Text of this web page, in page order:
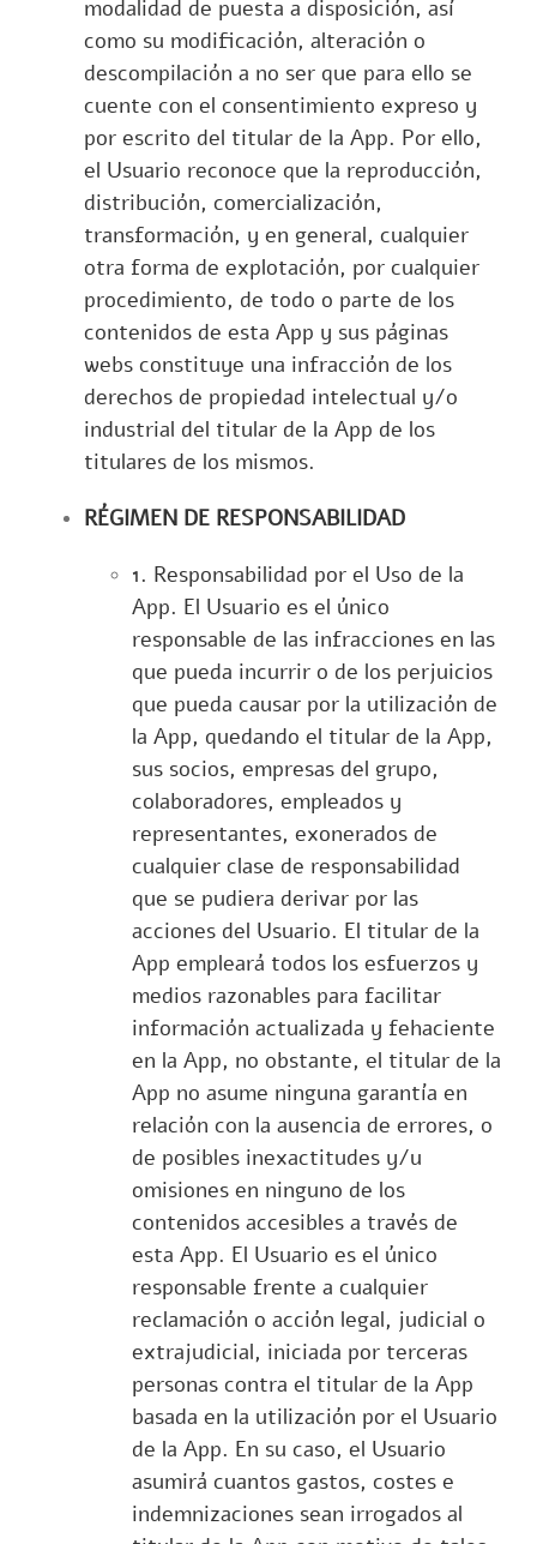
modalidad de puesta a disposición, así
como su modificación, alteración o
descompilación a no ser que para ello se
cuente con el consentimiento expreso y
por escrito del titular de la App. Por ello,
el Usuario reconoce que la reproducción,
distribución, comercialización,
transformación, y en general, cualquier
otra forma de explotación, por cualquier
procedimiento, de todo o parte de los
contenidos de esta App y sus páginas
webs constituye una infracción de los
derechos de propiedad intelectual y/o
industrial del titular de la App de los
titulares de los mismos.
RÉGIMEN DE RESPONSABILIDAD
1. Responsabilidad por el Uso de la
App. El Usuario es el único
responsable de las infracciones en las
que pueda incurrir o de los perjuicios
que pueda causar por la utilización de
la App, quedando el titular de la App,
sus socios, empresas del grupo,
colaboradores, empleados y
representantes, exonerados de
cualquier clase de responsabilidad
que se pudiera derivar por las
acciones del Usuario. El titular de la
App empleará todos los esfuerzos y
medios razonables para facilitar
información actualizada y fehaciente
en la App, no obstante, el titular de la
App no asume ninguna garantía en
relación con la ausencia de errores, o
de posibles inexactitudes y/u
omisiones en ninguno de los
contenidos accesibles a través de
esta App. El Usuario es el único
responsable frente a cualquier
reclamación o acción legal, judicial o
extrajudicial, iniciada por terceras
personas contra el titular de la App
basada en la utilización por el Usuario
de la App. En su caso, el Usuario
asumirá cuantos gastos, costes e
indemnizaciones sean irrogados al